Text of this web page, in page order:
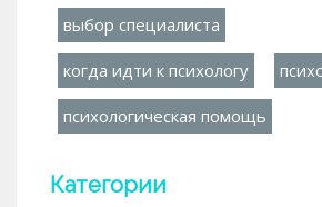
выбор специалиста
когда идти к психологу
психологическая помощь
Категории